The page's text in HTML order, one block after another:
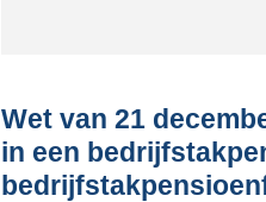
Wet van 21
in een